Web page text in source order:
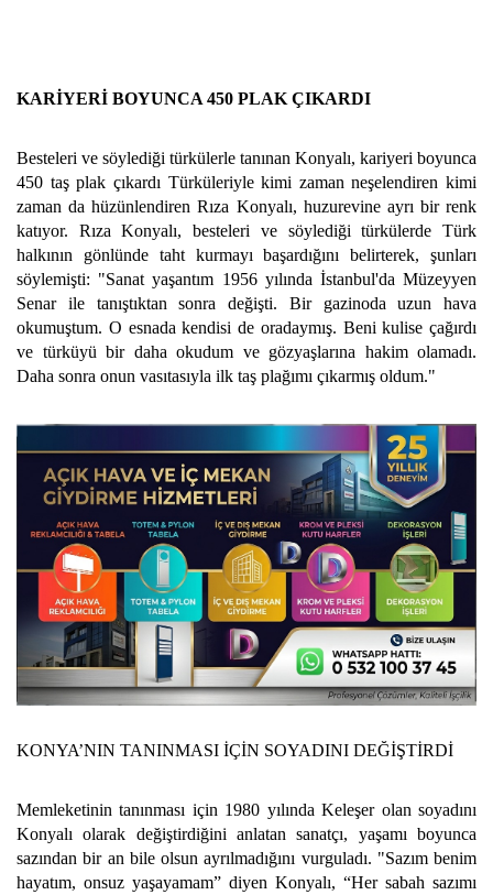
KARİYERİ BOYUNCA 450 PLAK ÇIKARDI
Besteleri ve söylediği türkülerle tanınan Konyalı, kariyeri boyunca
450 taş plak çıkardı Türküleriyle kimi zaman neşelendiren kimi
zaman da hüzünlendiren Rıza Konyalı, huzurevine ayrı bir renk
katıyor. Rıza Konyalı, besteleri ve söylediği türkülerde Türk
halkının gönlünde taht kurmayı başardığını belirterek, şunları
söylemişti: "Sanat yaşantım 1956 yılında İstanbul'da Müzeyyen
Senar ile tanıştıktan sonra değişti. Bir gazinoda uzun hava
okumuştum. O esnada kendisi de oradaymış. Beni kulise çağırdı
ve türküyü bir daha okudum ve gözyaşlarına hakim olamadı.
Daha sonra onun vasıtasıyla ilk taş plağımı çıkarmış oldum."
KONYA’NIN TANINMASI İÇİN SOYADINI DEĞİŞTİRDİ
Memleketinin tanınması için 1980 yılında Keleşer olan soyadını
Konyalı olarak değiştirdiğini anlatan sanatçı, yaşamı boyunca
sazından bir an bile olsun ayrılmadığını vurguladı. "Sazım benim
hayatım, onsuz yaşayamam” diyen Konyalı, “Her sabah sazımı